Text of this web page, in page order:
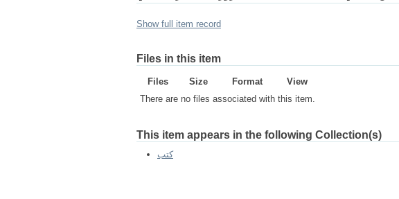
Show full item record
Files in this item
Files Size Format
View
There are no files associated with this item.
This item appears in the following Collection(s)
كتب